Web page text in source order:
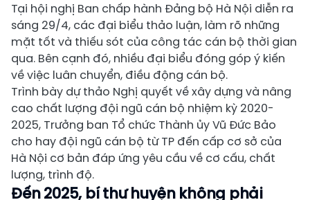
Tại hội nghị Ban chấp hành Đảng bộ Hà Nội diễn ra
sáng 29/4, các đại biểu thảo luận, làm rõ những
mặt tốt và thiếu sót của công tác cán bộ thời gian
qua. Bên cạnh đó, nhiều đại biểu đóng góp ý kiến
về việc luân chuyển, điều động cán bộ.
Trình bày dự thảo Nghị quyết về xây dựng và nâng
cao chất lượng đội ngũ cán bộ nhiệm kỳ 2020-
2025, Trưởng ban Tổ chức Thành ủy Vũ Đức Bảo
cho hay đội ngũ cán bộ từ TP đến cấp cơ sở của
Hà Nội cơ bản đáp ứng yêu cầu về cơ cấu, chất
lượng, trình độ.
Đến 2025, bí thư huyện không phải